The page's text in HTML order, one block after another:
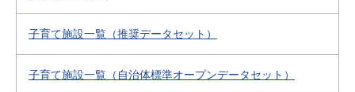
子育て施設一覧（推奨データセット）
子育て施設一覧（自治体標準オープンデータセット）